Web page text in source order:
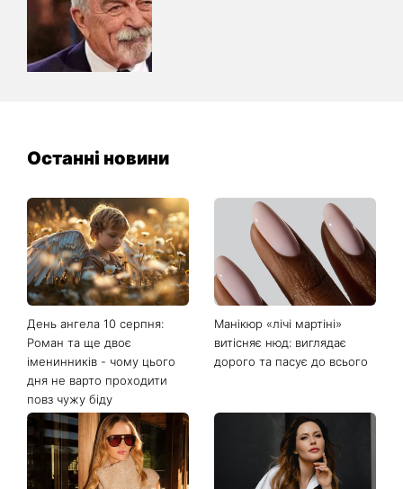
Останні новини
День ангела 10 серпня:
Роман та ще двоє
іменинників - чому цього
дня не варто проходити
повз чужу біду
Манікюр «лічі мартіні»
витісняє нюд: виглядає
дорого та пасує до всього